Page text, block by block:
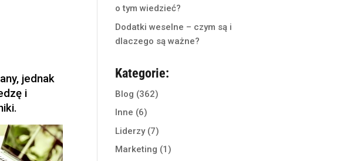
jednak
i
o tym wiedzieć?
Dodatki weselne – czym są i
dlaczego są ważne?
Kategorie:
Blog (362)
Inne (6)
Liderzy(7)
Marketing (1)